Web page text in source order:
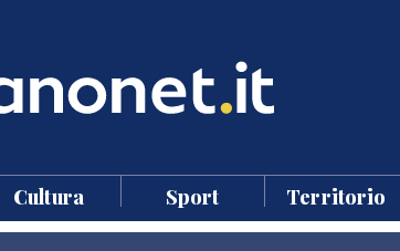
Cultura Sport Territorio